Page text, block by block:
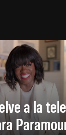
a la